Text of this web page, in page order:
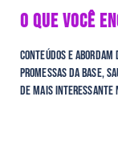
O QUE VOCÊ
Conteúdos e
promessas da base,
de mais interessante